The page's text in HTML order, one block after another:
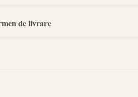
de livrare